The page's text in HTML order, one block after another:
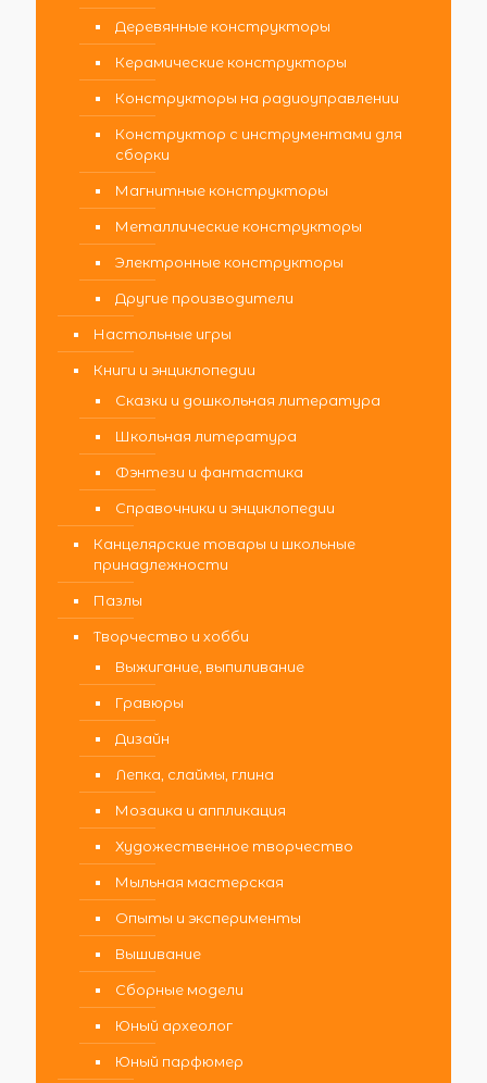
Деревянные конструкторы
Керамические конструкторы
Конструкторы на радиоуправлении
Конструктор с инструментами для
сборки
Магнитные конструкторы
Металлические конструкторы
Электронные конструкторы
Другие производители
Настольные игры
Книги и энциклопедии
Сказки и дошкольная литература
Школьная литература
Фэнтези и фантастика
Справочники и энциклопедии
Канцелярские товары и школьные
принадлежности
Пазлы
Творчество и хобби
Выжигание, выпиливание
Гравюры
Дизайн
Лепка, слаймы, глина
Мозаика и аппликация
Художественное творчество
Мыльная мастерская
Опыты и эксперименты
Вышивание
Сборные модели
Юный археолог
Юный парфюмер